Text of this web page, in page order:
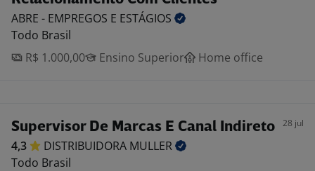
ABRE - EMPREGOS E ESTÁGIOS
Todo Brasil
R$ 1.000,00
Ensino Superior Home office
Supervisor De Marcas E Canal Indireto 28 jul
4,3 DISTRIBUIDORA MULLER
Todo Brasil